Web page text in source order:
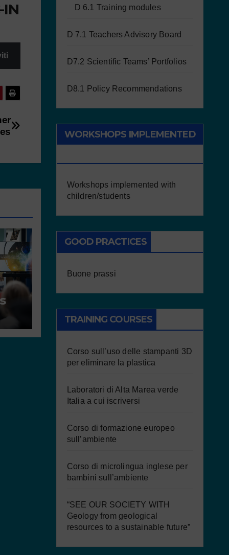
IN
D 6.1 Training modules
D 7.1 Teachers Advisory Board
D7.2 Scientific Teams’ Portfolios
D8.1 Policy Recommendations
WORKSHOPS IMPLEMENTED
Workshops implemented with
children/students
GOOD PRACTICES
Buone prassi
TRAINING COURSES
Corso sull’uso delle stampanti 3D
per eliminare la plastica
Laboratori di Alta Marea verde
Italia a cui iscriversi
Corso di formazione europeo
sull’ambiente
Corso di microlingua inglese per
bambini sull’ambiente
“SEE OUR SOCIETY WITH
Geology from geological
resources to a sustainable future”